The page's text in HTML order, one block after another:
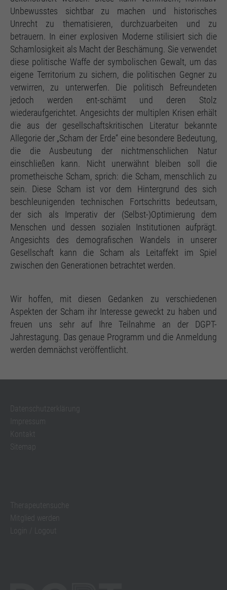
Unbewusstes sichtbar zu machen und historisches
Unrecht zu thematisieren, durchzuarbeiten und zu
betrauern. In einer explosiven Moderne stilisiert sich die
Schamlosigkeit als Macht der Beschämung. Sie verwendet
diese politische Waffe der symbolischen Gewalt, um das
eigene Territorium zu sichern, die politischen Gegner zu
verwirren, zu unterwerfen. Die politisch Befreundeten
jedoch werden ent-schämt und deren Stolz
wiederaufgerichtet. Angesichts der multiplen Krisen erhält
die aus der gesellschaftskritischen Literatur bekannte
Allegorie der „Scham der Erde“ eine besondere Bedeutung,
die die Ausbeutung der nichtmenschlichen Natur
einschließen kann. Nicht unerwähnt bleiben soll die
prometheische Scham, sprich: die Scham, menschlich zu
sein. Diese Scham ist vor dem Hintergrund des sich
beschleunigenden technischen Fortschritts bedeutsam,
der sich als Imperativ der (Selbst-)Optimierung dem
Menschen und dessen sozialen Institutionen aufprägt.
Angesichts des demografischen Wandels in unserer
Gesellschaft kann die Scham als Leitaffekt im Spiel
zwischen den Generationen betrachtet werden.
Wir hoffen, mit diesen Gedanken zu verschiedenen
Aspekten der Scham ihr Interesse geweckt zu haben und
freuen uns sehr auf Ihre Teilnahme an der DGPT-
Jahrestagung. Das genaue Programm und die Anmeldung
werden demnächst veröffentlicht.
Datenschutzerklärung
Impressum
Kontakt
Sitemap
Therapeutensuche
Mitglied werden
Login / Logout